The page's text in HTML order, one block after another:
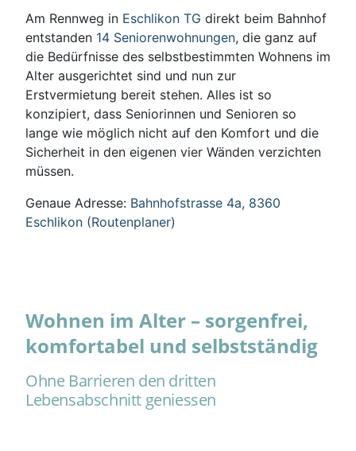
Am Rennweg in Eschlikon TG direkt beim Bahnhof
entstanden 14 Seniorenwohnungen, die ganz auf
die Bedürfnisse des selbstbestimmten Wohnens im
Alter ausgerichtet sind und nun zur
Erstvermietung bereit stehen. Alles ist so
konzipiert, dass Seniorinnen und Senioren so
lange wie möglich nicht auf den Komfort und die
Sicherheit in den eigenen vier Wänden verzichten
müssen.
Genaue Adresse: Bahnhofstrasse 4a, 8360
Eschlikon (Routenplaner)
Wohnen im Alter – sorgenfrei,
komfortabel und selbstständig
Ohne Barrieren den dritten
Lebensabschnitt geniessen